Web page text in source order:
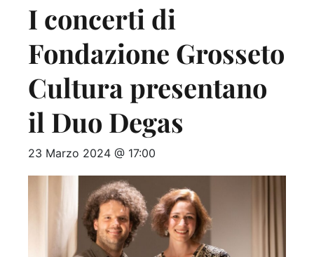
I concerti di
Fondazione Grosseto
Cultura presentano
il Duo Degas
23 Marzo 2024 @ 17:00